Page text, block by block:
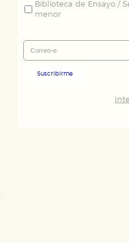
Biblioteca de Ensayo /
menor
Suscribirme